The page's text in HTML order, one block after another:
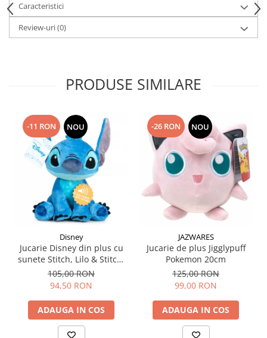
Caracteristici
Review-uri(0)
PRODUSE SIMILARE
-11 RON NOU
Disney
Jucarie Disney din plus cu
sunete Stitch, Lilo & Stitch,
30 cm
105,00 RON
94,50 RON
ADAUGA IN COS
-26 RON NOU
JAZWARES
Jucarie de plus Jigglypuff
Pokemon 20cm
125,00 RON
99,00 RON
ADAUGA IN COS